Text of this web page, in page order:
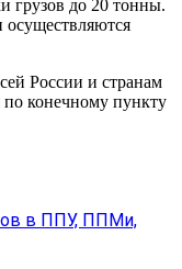
грузов до 20 тонны.
осуществляются
России и странам
конечному пункту
в ППУ, ППМи,